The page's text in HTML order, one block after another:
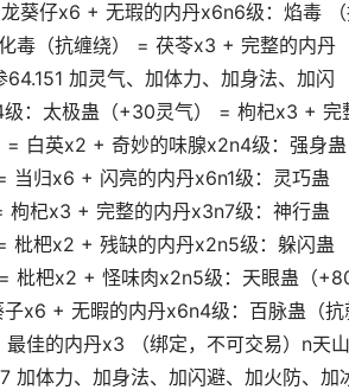
葵仔x6 + 无瑕的内丹x6n6级：焰毒
毒（抗缠绕） = 茯苓x3 + 完整的内丹
加灵气、加体力、加身法、加闪
：太极蛊（+30灵气） = 枸杞x3 + 完
= 白英x2 + 奇妙的味腺x2n4级：强身蛊
当归x6 + 闪亮的内丹x6n1级：灵巧蛊
枸杞x3 + 完整的内丹x3n7级：神行蛊
枇杷x2 + 残缺的内丹x2n5级：躲闪蛊
枇杷x2 + 怪味肉x2n5级：天眼蛊（
x6 + 无暇的内丹x6n4级：百脉蛊（抗
佳的内丹x3 （绑定，不可交易）n天山
加体力、加身法、加闪避、加火防、加